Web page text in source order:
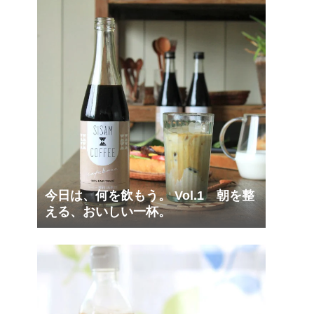
今日は、何を飲もう。 Vol.1 朝を整
える、おいしい一杯。